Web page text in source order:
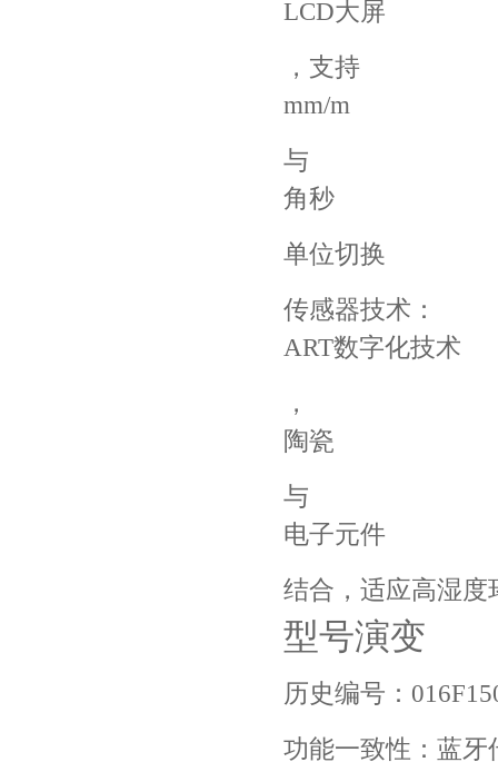
LCD大屏
，支持
mm/m
与
角秒
单位切换
传感器技术：
ART数字化技术
，
陶瓷
与
电子元件
结合，适应高湿度
型号演变
历史编号：
功能一致性：蓝牙